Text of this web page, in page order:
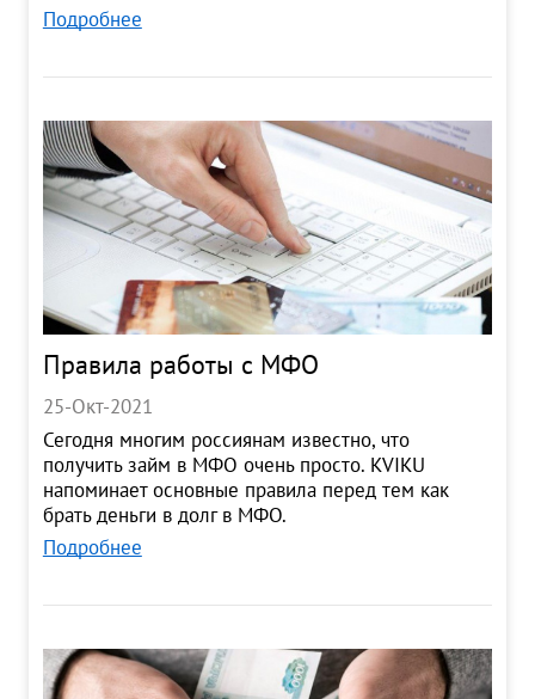
Подробнее
Правила работы с МФО
25-Окт-2021
Сегодня многим россиянам известно, что
получить займ в МФО очень просто. KVIKU
напоминает основные правила перед тем как
брать деньги в долг в МФО.
Подробнее